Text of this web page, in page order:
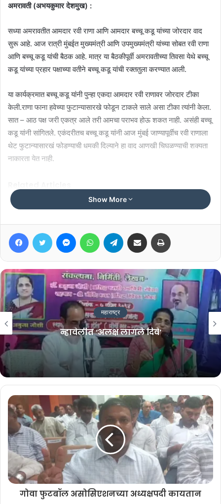
अमरावती (अभयकुमार देशमुख) :
सध्या अमरावतीत आमदार रवी राणा आणि आमदार बच्चू कडू यांच्या जोरदार वाद
सुरू आहे. आज रात्री मुंबईत मुख्यमंत्री आणि उपमुख्यमंत्री यांच्या सोबत रवी राणा
आणि बच्चू कडू यांची बैठक आहे. मात्र या बैठकीपूर्वी अमरावतीच्या तिवसा येथे बच्चू
कडू यांच्या प्रहार पक्षाच्या वतीने बच्चू कडू यांची रक्ततुला करण्यात आली.
या कार्यक्रमात बच्चू कडू यांनी पुन्हा एकदा आमदार रवी राणावर जोरदार टीका
केली.राणा फाना हवेच्या फुटान्यासारखे फोडून टाकले साले असा टीका त्यांनी केला.
सात – आठ पक्ष जरी एकत्र आले तरी आमचा पराभव होऊ शकत नाही. असंही बच्चू
कडू यांनी सांगितले. एकंदरीतच बच्चू कडू यांनी आज मुंबई जाण्यापूर्वीच रवी राणाला
थेट फुटान्यासारखं फोडण्याची धमकी दिल्याने हा वाद आणखी चिघळण्याची शक्यता
नाकारता येत नाही.
‘तिरंगा मार्च’
July 25, 2026
‘आदेश देणाऱ्यांवर कारवाई का नाही?’
July 24, 2026
Show More
FacebookTwitter MessengerWhatsAppTelegram Share via Email
महाराष्ट्र
‘माझ्या विरोधात कोण लढणार आहे हे मला
माहित नाही’
गोवा फुटबॉल असोसिएशनच्या अध्यक्षपदी कायतान